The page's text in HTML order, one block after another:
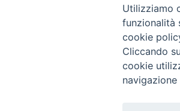
Utilizziamo
funzionalità
cookie
Cliccando
cookie